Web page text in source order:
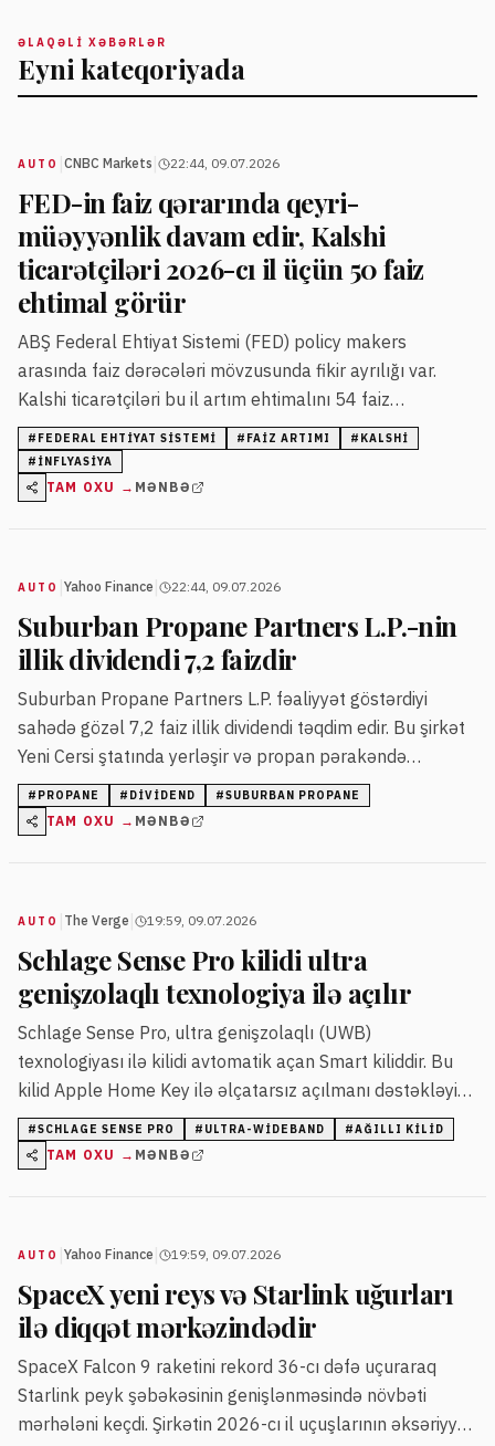
ƏLAQƏLI XƏBƏRLƏR
Eyni kateqoriyada
AUTO CNBC Markets 22:44, 09.07.2026
FED-in faiz qərarında qeyri-
müəyyənlik davam edir, Kalshi
ticarətçiləri 2026-cı il üçün 50 faiz
ehtimal görür
ABŞ Federal Ehtiyat Sistemi (FED) policy makers
arasında faiz dərəcələri mövzusunda fikir ayrılığı var.
Kalshi ticarətçiləri bu il artım ehtimalını 54 faiz
səviyyəsində qiymətləndirir, 2028-ci il üçün isə bu rəqəm
80 faizə çatır.
# FEDERAL EHTIYAT SISTEMI # FAIZ ARTIMI # KALSHI
# INFLYASIYA
TAM OXU → MƏNBƏ
AUTO Yahoo Finance 22:44, 09.07.2026
Suburban Propane Partners L.P.-nin
illik dividendi 7,2 faizdir
Suburban Propane Partners L.P. fəaliyyət göstərdiyi
sahədə gözəl 7,2 faiz illik dividendi təqdim edir. Bu şirkət
Yeni Cersi ştatında yerləşir və propan pərakəndə
satışında uzunmüddətli təcrübəyə malikdir.
# PROPANE # DIVIDEND #SUBURBAN PROPANE
TAM OXU → MƏNBƏ
AUTO The Verge 19:59, 09.07.2026
Schlage Sense Pro kilidi ultra
genişzolaqlı texnologiya ilə açılır
Schlage Sense Pro, ultra genişzolaqlı (UWB)
texnologiyası ilə kilidi avtomatik açan Smart kiliddir. Bu
kilid Apple Home Key ilə əlçatarsız açılmanı dəstəkləyir
və fiziki açarı tamamilə aradan qaldırır.
#SCHLAGE SENSE PRO # ULTRA-WIDEBAND #AĞILLI KILID
TAM OXU → MƏNBƏ
AUTO Yahoo Finance 19:59, 09.07.2026
SpaceX yeni reys və Starlink uğurları
ilə diqqət mərkəzindədir
SpaceX Falcon 9 raketini rekord 36-cı dəfə uçuraraq
Starlink peyk şəbəkəsinin genişlənməsində növbəti
mərhələni keçdi. Şirkətin 2026-cı il uçuşlarının əksəriyyəti